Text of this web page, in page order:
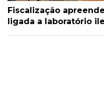
Fiscalização
ligada a laboratório